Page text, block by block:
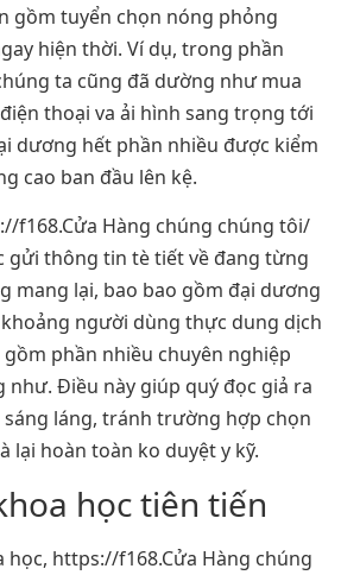
gồm tuyển chọn nóng phỏng
hiện thời. Ví dụ, trong phần
ta cũng đã dường như mua
thoại va ải hình sang trọng tới
dương hết phần nhiều được kiểm
cao ban đầu lên kệ.
f168.Cửa Hàng chúng chúng tôi/
gửi thông tin tè tiết về đang từng
mang lại, bao bao gồm đại dương
người dùng thực dung dịch
phần nhiều chuyên nghiệp
như. Điều này giúp quý đọc giả ra
láng, tránh trường hợp chọn
lại hoàn toàn ko duyệt y kỹ.
học tiên tiến
https://f168.Cửa Hàng chúng